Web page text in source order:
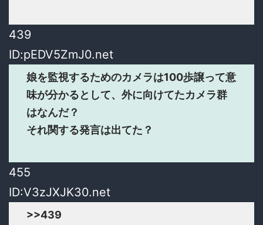
439
ID:pEDV5ZmJ0.net
娘を監視するためのカメラは100歩譲って意
味が分かるとして、外に向けてたカメラ群
はなんだ？
それ関する発言は出てた？
455
ID:V3zJXJK30.net
>>439